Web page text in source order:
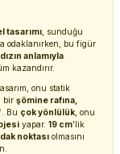
tasarımı , sunduğu
odaklanırken, bu figür
anlamıyla
kazandırır.
onu statik
bir şömine rafına,
. Bu çok yönlülük , onu
yapar. 19 cm'lik
noktası olmasını